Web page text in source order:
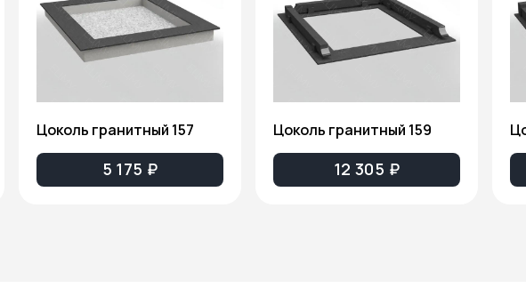
Цоколь гранитный 157
5 175 ₽
Цоколь гранитный 159
12 305 ₽